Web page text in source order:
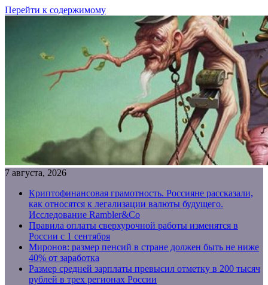
Перейти к содержимому
7 августа, 2026
Криптофинансовая грамотность. Россияне рассказали,
как относятся к легализации валюты будущего.
Исследование Rambler&Co
Правила оплаты сверхурочной работы изменятся в
России с 1 сентября
Миронов: размер пенсий в стране должен быть не ниже
40% от заработка
Размер средней зарплаты превысил отметку в 200 тысяч
рублей в трех регионах России